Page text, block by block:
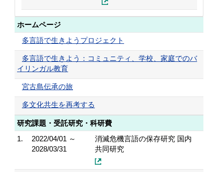
ホームページ
多言語で生きようプロジェクト
多言語で生きよう：コミュニティ、学校、家庭でのバ
イリンガル教育
宮古島伝承の旅
多文化共生を再考する
研究課題・受託研究・科研費
1.
2022/04/01 ～
2028/03/31
消滅危機⾔語の保存研究 国内
共同研究